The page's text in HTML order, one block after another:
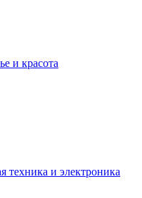
и красота
техника и электроника